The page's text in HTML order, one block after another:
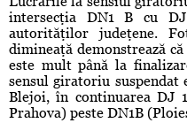
intersecţia DN1 B cu
autorităţilor judeţene.
dimineaţă demonstrează
este mult până la
sensul giratoriu
Blejoi, în continuarea DJ
Prahova) peste DN1B